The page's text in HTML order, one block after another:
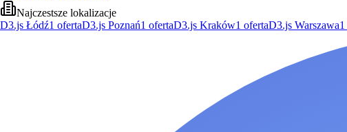
Najczestsze lokalizacje
D3.js Łódź1 ofertaD3.js Poznań1 ofertaD3.js Kraków1 ofertaD3.js Warszawa1